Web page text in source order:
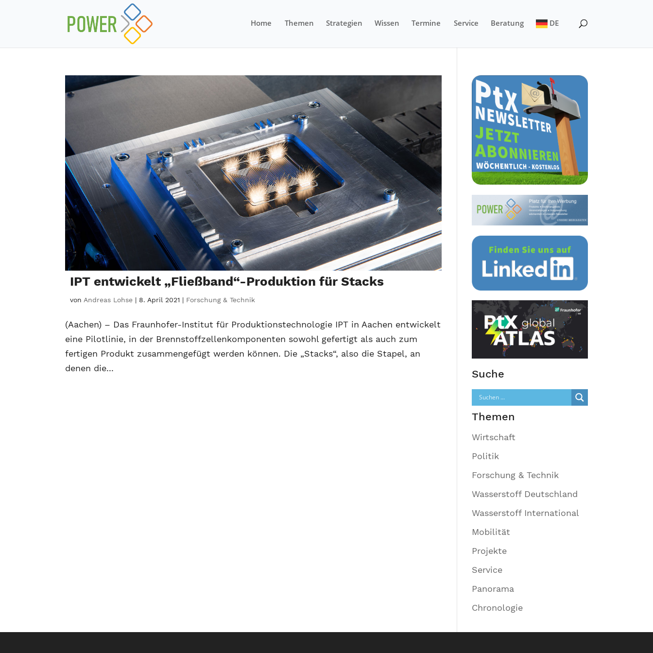
Home Themen Strategien Wissen Termine Service Beratung DE
IPT entwickelt „Fließband“-Produktion für Stacks
vonAndreas Lohse | 8. April 2021 | Forschung & Technik
(Aachen) – Das Fraunhofer-Institut für Produktionstechnologie IPT in Aachen entwickelt
eine Pilotlinie, in der Brennstoffzellenkomponenten sowohl gefertigt als auch zum
fertigen Produkt zusammengefügt werden können. Die „Stacks“, also die Stapel, an
denen die...
Suche
Themen
Wirtschaft
Politik
Forschung & Technik
Wasserstoff Deutschland
Wasserstoff International
Mobilität
Projekte
Service
Panorama
Chronologie